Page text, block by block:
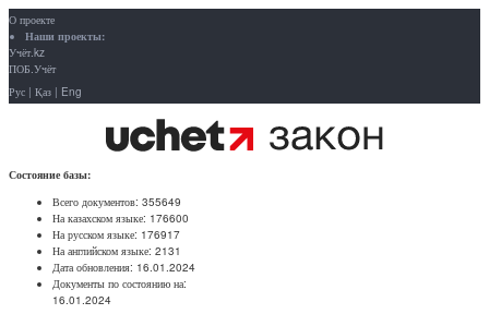
О проекте
Наши проекты:
Учёт.kz
ПОБ.Учёт
Рус | Қаз | Eng
Состояние базы:
Всего документов: 355649
На казахском языке: 176600
На русском языке: 176917
На английском языке: 2131
Дата обновления: 16.01.2024
Документы по состоянию на:
16.01.2024